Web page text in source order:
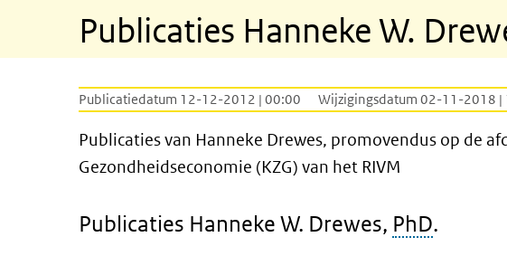
Publicaties Hanneke W.
Publicatiedatum 12-12-2012 | 00:00 Wijzigingsdatum 02-11-2018 |
Publicaties van Hanneke Drewes, promovendus op de
Gezondheidseconomie (KZG) van het RIVM
Publicaties Hanneke W. Drewes, PhD.